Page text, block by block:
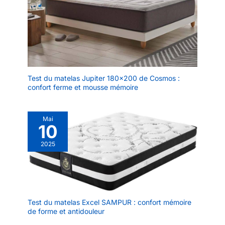
noyau en mousse à
mémoire de forme ne
peut pas être lavé.
Remarque : les
oreillers en mousse à
mémoire de forme
auront une très
légère odeur après
avoir traversé un
température et
hermétique. C'est un
phénomène normal.
Après réception,
veuillez le placer dans
un endroit frais et
ventilé pendant 3 à 5
jours. Si pour une
raison quelconque
et imaginez la touche
comme une brise sur
votre peau pendant
que vous dormez.
C'est exactement ce
housse amovible de
coussin
Choisissez l'oreiller
cervical Crisgo plus
qu'une nécessité de
literie, il révolutionne
le sommeil pour un
confort et une paix
ultimes. Sauveur du
sommeil où
commence un
sommeil réparateur :
Test du matelas Jupiter 180×200 de Cosmos :
confort ferme et mousse mémoire
Mai
10
2025
Test du matelas Excel SAMPUR : confort mémoire
de forme et antidouleur